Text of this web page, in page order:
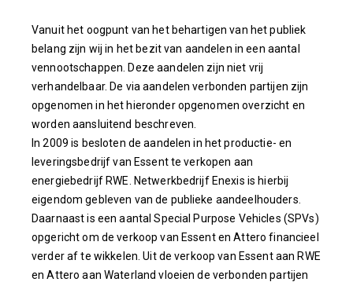
Vanuit het oogpunt van het behartigen van het publiek
belang zijn wij in het bezit van aandelen in een aantal
vennootschappen. Deze aandelen zijn niet vrij
verhandelbaar. De via aandelen verbonden partijen zijn
opgenomen in het hieronder opgenomen overzicht en
worden aansluitend beschreven.
In 2009 is besloten de aandelen in het productie- en
leveringsbedrijf van Essent te verkopen aan
energiebedrijf RWE. Netwerkbedrijf Enexis is hierbij
eigendom gebleven van de publieke aandeelhouders.
Daarnaast is een aantal Special Purpose Vehicles (SPVs)
opgericht om de verkoop van Essent en Attero financieel
verder af te wikkelen. Uit de verkoop van Essent aan RWE
en Attero aan Waterland vloeien de verbonden partijen